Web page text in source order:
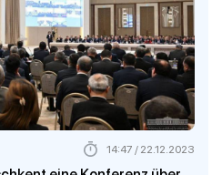
14:47 / 22.12.2023